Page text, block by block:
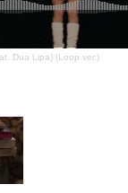
Dua Lipa) (Loop ver.)